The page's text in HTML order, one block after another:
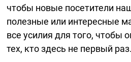
чтобы новые посетители
полезные или интересные
все усилия для того, чтобы
тех, кто здесь не первый раз.